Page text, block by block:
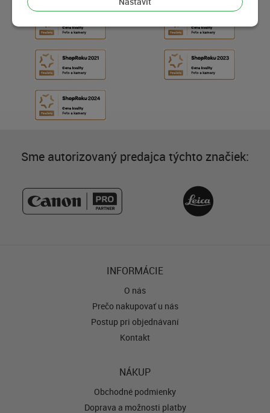
Sme autorizovaný predajca týchto značiek:
INFORMÁCIE
O nás
Prečo nakupovať u nás
Postup pri objednávaní
Kontakt
NÁKUP
Obchodné podmienky
Doprava a možnosti platby